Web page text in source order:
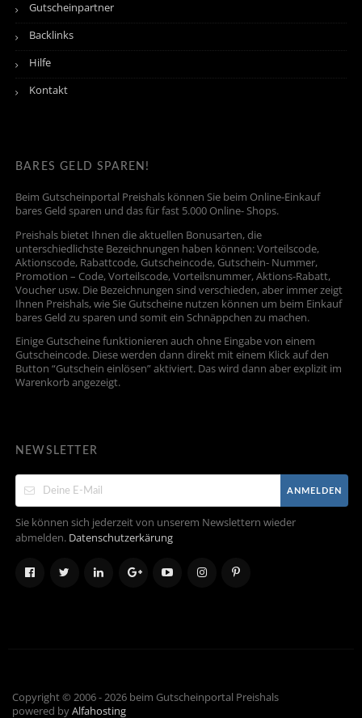
Gutscheinpartner
Backlinks
Hilfe
Kontakt
BARES GELD SPAREN!
Beim Gutscheinportal Preishals können Sie beim Online-Einkauf
bares Geld sparen und das für fast 5.000 Online- Shops.
Preishals bietet Ihnen die aktuellen Bonusarten, die
unterschiedlichste Bezeichnungen haben können: Vorteilscode,
Aktionscode, Rabattcode, Gutscheincode, Gutschein- Nummer,
Promotion – Code, Vorteilscode, Vorteilsnummer, Aktions-Rabatt,
Voucher usw. Die Bezeichnungen sind verschieden, aber immer zeigt
Ihnen Preishals, wie Sie Gutscheine nutzen können um beim Einkauf
bares Geld zu sparen und somit ein Schnäppchen zu machen.
Einige Gutscheine funktionieren auch ohne Eingabe von einem
Gutscheincode. Diese werden dann direkt mit einem Klick auf den
Button “Gutschein einlösen” aktiviert. Das wird dann aber explizit im
Warenkorb angezeigt.
NEWSLETTER
ANMELDEN
Sie können sich jederzeit von unserem Newslettern wieder
abmelden. Datenschutzerkärung
Copyright © 2006 - 2026 beim Gutscheinportal Preishals
powered byAlfahosting